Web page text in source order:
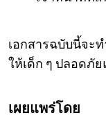
เอกสารฉบับนี้จะ
ให้เด็ก ๆ ปลอดภั
เผยแพร่โดย